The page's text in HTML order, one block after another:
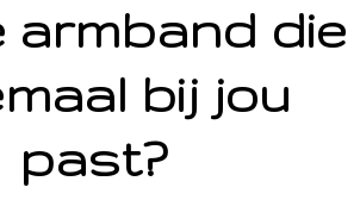
armband die
bij jou
past?